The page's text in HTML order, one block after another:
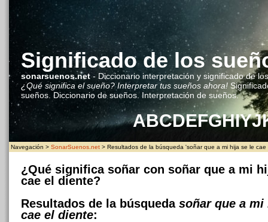
Significado de los
sonarsuenos.net- Diccionario interpretación y significado de
¿Qué significa el sueño? Interpretar tus sueños ahora!
sueños. Diccionario de sueños. Interpretación de sueños.
ABCDEFGHIYJ
Navegación > SonarSuenos.net > Resultados de la búsqueda 'soñar que a mi hija se le cae
¿Qué significa soñar con soñar que a mi
cae el diente?
Resultados de la búsqueda soñar que a mi
cae el diente: